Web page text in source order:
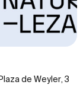
de Weyler, 3